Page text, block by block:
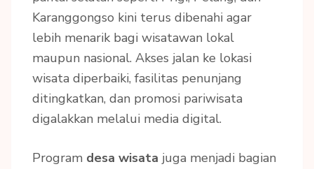
Karanggongso kini terus dibenahi agar
lebih menarik bagi wisatawan lokal
maupun nasional. Akses jalan ke lokasi
wisata diperbaiki, fasilitas penunjang
ditingkatkan, dan promosi pariwisata
digalakkan melalui media digital.
Program desa wisata juga menjadi bagian